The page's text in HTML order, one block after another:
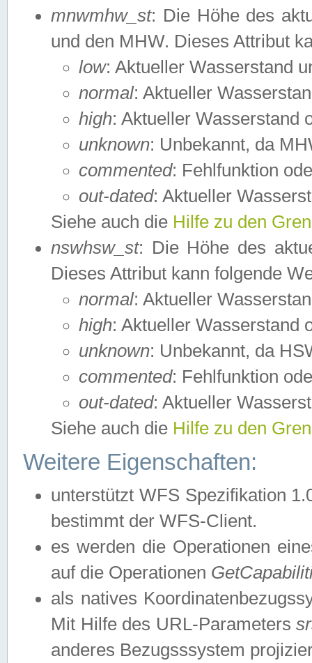
mnwmhw_st: Die Höhe des
und den MHW. Dieses Attribut
low: Aktueller Wasserstand
normal: Aktueller
high: Aktueller Wasserstand
unknown: Unbekannt, da
commented: Fehlfunktion
out-dated: Aktueller
Siehe auch die Hilfe zu den
nswhsw_st: Die Höhe des
Dieses Attribut kann folgende
normal: Aktueller
high: Aktueller Wasserstand
unknown: Unbekannt, da
commented: Fehlfunktion
out-dated: Aktueller
Siehe auch die Hilfe zu den
Weitere Eigenschaften:
unterstützt WFS Spezifikation
bestimmt der WFS-Client.
es werden die Operationen
auf die Operationen
als natives
Mit Hilfe des URL-Parameters
anderes Bezugsssystem